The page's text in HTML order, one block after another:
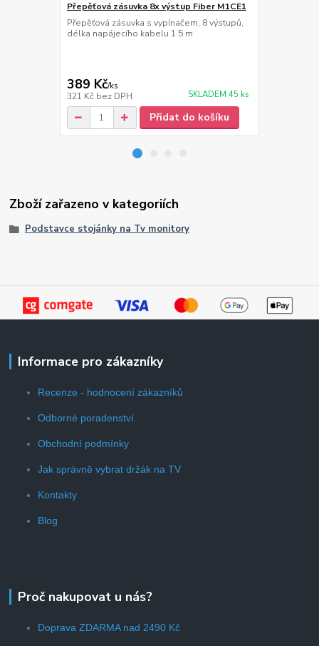
Přepěťová zásuvka 8x výstup Fiber M1CE1
Přepěťová zásuvka s vypínačem, 8 výstupů,
délka napájecího kabelu 1.5 m
389 Kč/ks
321 Kč bez DPH SKLADEM 45 ks
Přidat do košíku
Zboží zařazeno v kategoriích
Podstavce stojánky na Tv monitory
Informace pro zákazníky
Recenze - hodnocení zákazníků
Odborné poradenství
Obchodní podmínky
Jak správně vybrat držák na TV
Kontakty
Blog
Proč nakupovat u nás?
Doprava ZDARMA nad 2490 Kč